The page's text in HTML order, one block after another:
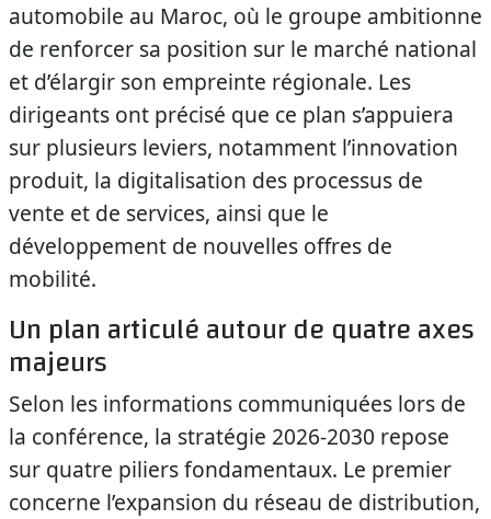
automobile au Maroc, où le groupe ambitionne
de renforcer sa position sur le marché national
et d’élargir son empreinte régionale. Les
dirigeants ont précisé que ce plan s’appuiera
sur plusieurs leviers, notamment l’innovation
produit, la digitalisation des processus de
vente et de services, ainsi que le
développement de nouvelles offres de
mobilité.
Un plan articulé autour de quatre axes
majeurs
Selon les informations communiquées lors de
la conférence, la stratégie 2026-2030 repose
sur quatre piliers fondamentaux. Le premier
concerne l’expansion du réseau de distribution,